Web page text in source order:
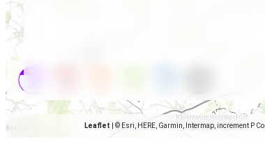
Leaflet © Esri, HERE, Garmin, Intermap, increment P